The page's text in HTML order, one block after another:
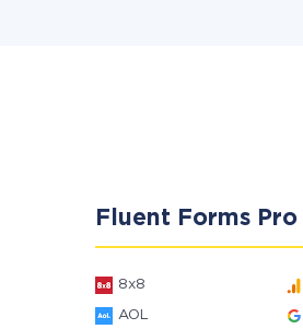
Fluent Forms Pro
8x8
AOL